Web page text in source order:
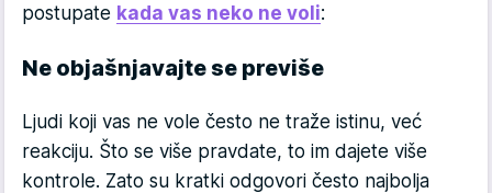
postupate kada vas neko ne voli:
Ne objašnjavajte se previše
Ljudi koji vas ne vole često ne traže istinu, već
reakciju. Što se više pravdate, to im dajete više
kontrole. Zato su kratki odgovori često najbolja